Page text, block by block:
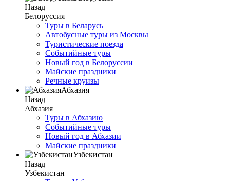
Назад
Белоруссия
Туры в Беларусь
Автобусные туры из Москвы
Туристические поезда
Событийные туры
Новый год в Белоруссии
Майские праздники
Речные круизы
Абхазия
Назад
Абхазия
Туры в Абхазию
Событийные туры
Новый год в Абхазии
Майские праздники
Узбекистан
Назад
Узбекистан